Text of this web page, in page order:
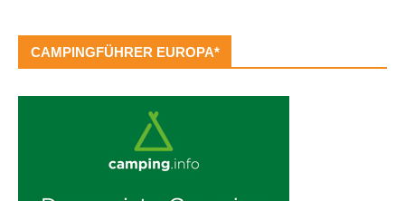
CAMPINGFÜHRER EUROPA*